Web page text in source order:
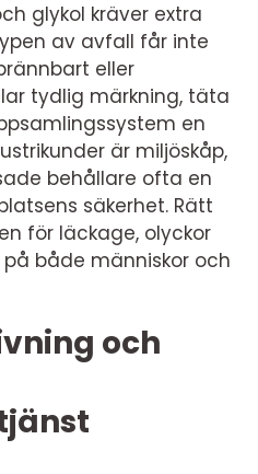
glykol kräver extra
av avfall får inte
eller
tydlig märkning, täta
en
är miljöskåp,
behållare ofta en
säkerhet. Rätt
för läckage, olyckor
både människor och
och